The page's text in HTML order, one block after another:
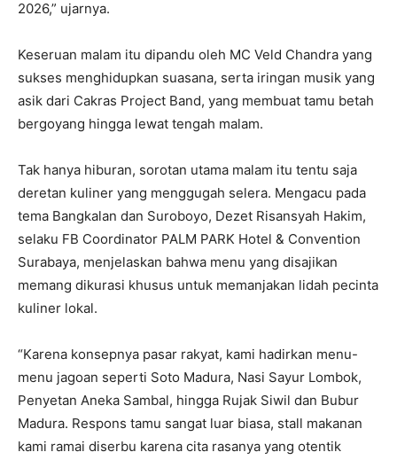
2026,” ujarnya.
Keseruan malam itu dipandu oleh MC Veld Chandra yang
sukses menghidupkan suasana, serta iringan musik yang
asik dari Cakras Project Band, yang membuat tamu betah
bergoyang hingga lewat tengah malam.
Tak hanya hiburan, sorotan utama malam itu tentu saja
deretan kuliner yang menggugah selera. Mengacu pada
tema Bangkalan dan Suroboyo, Dezet Risansyah Hakim,
selaku FB Coordinator PALM PARK Hotel & Convention
Surabaya, menjelaskan bahwa menu yang disajikan
memang dikurasi khusus untuk memanjakan lidah pecinta
kuliner lokal.
“Karena konsepnya pasar rakyat, kami hadirkan menu-
menu jagoan seperti Soto Madura, Nasi Sayur Lombok,
Penyetan Aneka Sambal, hingga Rujak Siwil dan Bubur
Madura. Respons tamu sangat luar biasa, stall makanan
kami ramai diserbu karena cita rasanya yang otentik